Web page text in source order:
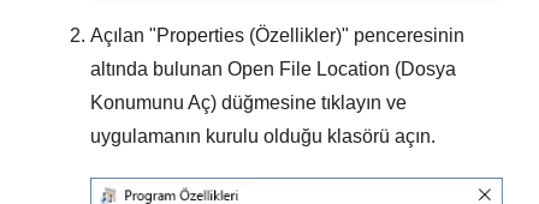
Açılan "Properties (Özellikler)" penceresinin
altında bulunan Open File Location (Dosya
Konumunu Aç) düğmesine tıklayın ve
uygulamanın kurulu olduğu klasörü açın.